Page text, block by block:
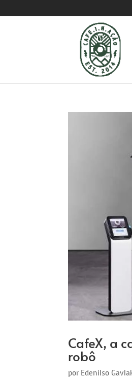
CafeX, a
robô
por Edenilso